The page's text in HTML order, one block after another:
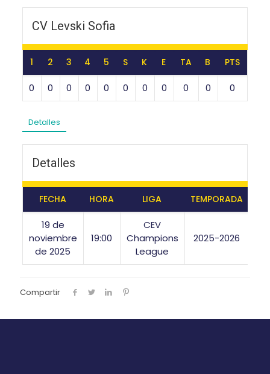
CV Levski Sofia
1 2 3 4 5 S K E TA B PTS
0 0 0 0 0 0 0 0 0 0 0
Detalles
Detalles
FECHA HORA LIGA TEMPORADA
19 de
noviembre
de 2025
19:00
CEV
Champions
League
2025-2026
Compartir